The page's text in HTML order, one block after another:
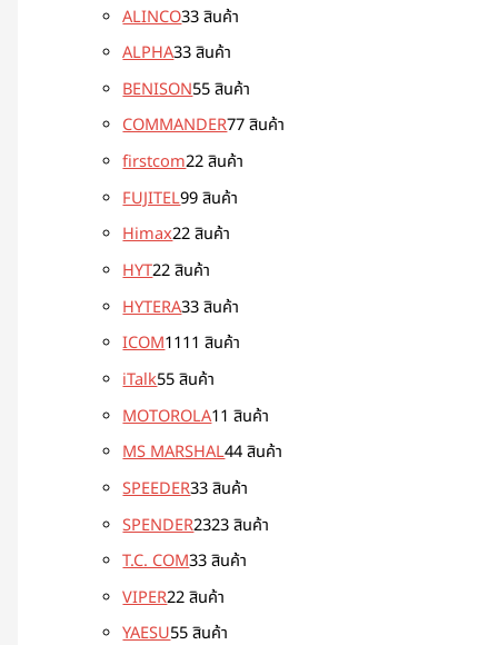
ALINCO33 สินค้า
ALPHA33 สินค้า
BENISON55 สินค้า
COMMANDER77 สินค้า
firstcom22 สินค้า
FUJITEL99 สินค้า
Himax22 สินค้า
HYT22 สินค้า
HYTERA33 สินค้า
ICOM1111 สินค้า
iTalk55 สินค้า
MOTOROLA11 สินค้า
MS MARSHAL44 สินค้า
SPEEDER33 สินค้า
SPENDER2323 สินค้า
T.C. COM33 สินค้า
VIPER22 สินค้า
YAESU55 สินค้า